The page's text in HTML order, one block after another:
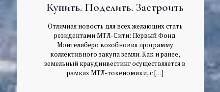
Купить. Поделить. Застроить
Отличная новость для всех желающих стать
резидентами МТЛ-Сити: Первый Фонд
Монтелиберо возобновил программу
коллективного закупа земли. Как и ранее,
земельный краудинвестинг осуществляется в
рамках МТЛ-токеномики, с[…]